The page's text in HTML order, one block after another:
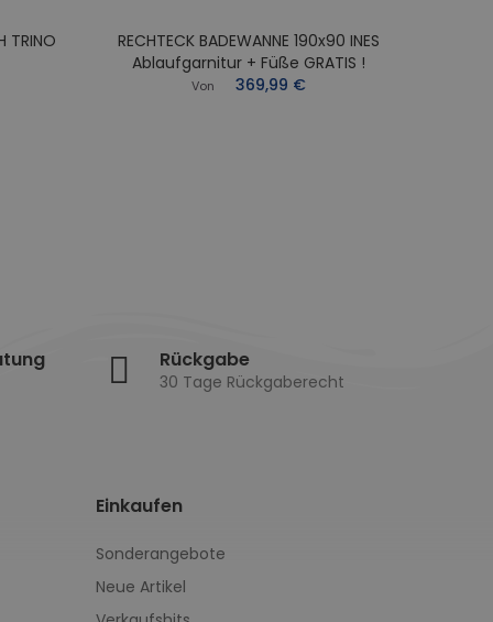
RECHTECK BADEWANNE 190x90 INES
Ablaufgarnitur + Füße GRATIS !
Von 369,99 €
Rückgabe
30 Tage Rückgaberecht
Einkaufen
Sonderangebote
Neue Artikel